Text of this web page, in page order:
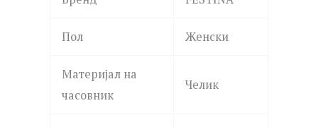
Пол Женски
Материјал на
часовник
Челик